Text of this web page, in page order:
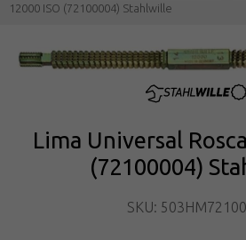
12000 ISO (72100004) Stahlwille
Lima Universal
(72100004)
SKU: